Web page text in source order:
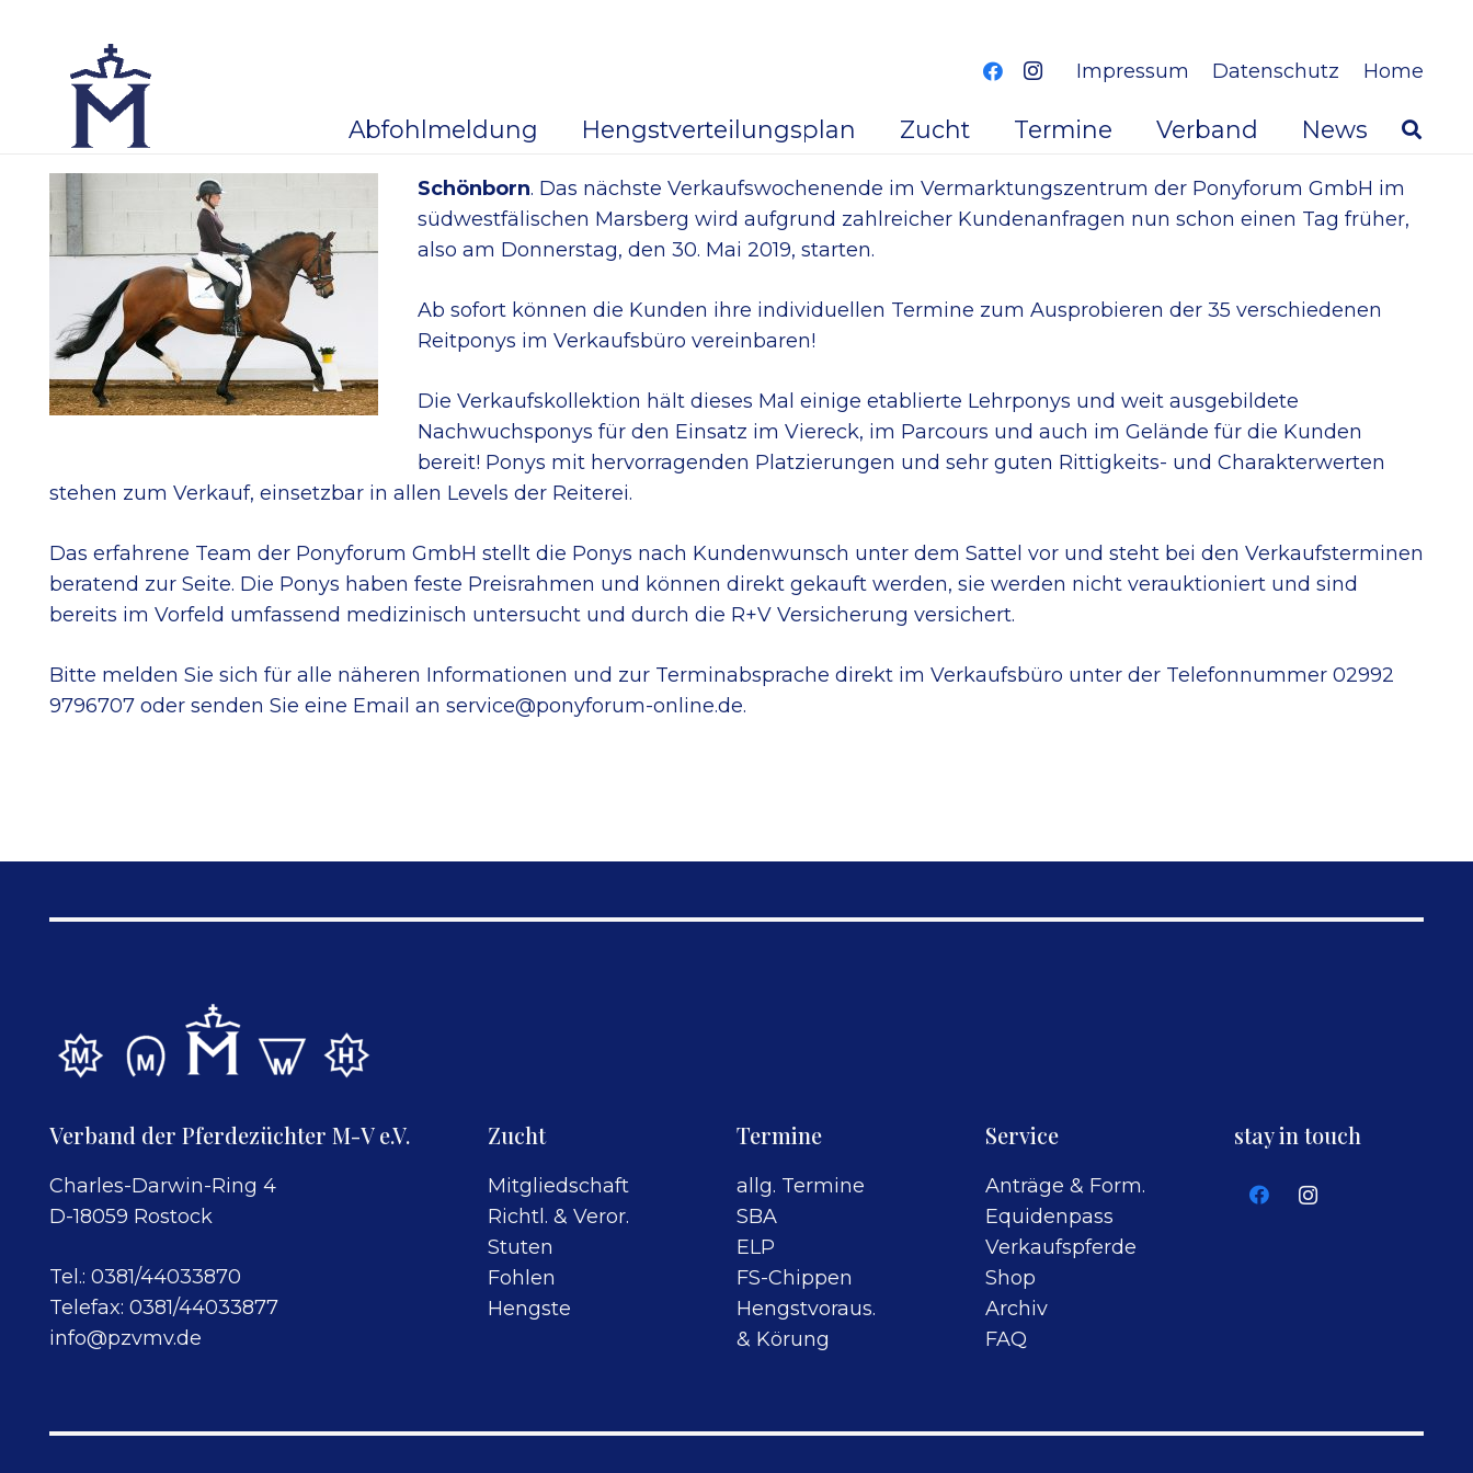
Impressum Datenschutz Home
Abfohlmeldung Hengstverteilungsplan Zucht Termine Verband News
Schönborn. Das nächste Verkaufswochenende im Vermarktungszentrum der Ponyforum GmbH im
südwestfälischen Marsberg wird aufgrund zahlreicher Kundenanfragen nun schon einen Tag früher,
also am Donnerstag, den 30. Mai 2019, starten.
Ab sofort können die Kunden ihre individuellen Termine zum Ausprobieren der 35 verschiedenen
Reitponys im Verkaufsbüro vereinbaren!
Die Verkaufskollektion hält dieses Mal einige etablierte Lehrponys und weit ausgebildete
Nachwuchsponys für den Einsatz im Viereck, im Parcours und auch im Gelände für die Kunden
bereit! Ponys mit hervorragenden Platzierungen und sehr guten Rittigkeits- und Charakterwerten
stehen zum Verkauf, einsetzbar in allen Levels der Reiterei.
Das erfahrene Team der Ponyforum GmbH stellt die Ponys nach Kundenwunsch unter dem Sattel vor und steht bei den Verkaufsterminen
beratend zur Seite. Die Ponys haben feste Preisrahmen und können direkt gekauft werden, sie werden nicht verauktioniert und sind
bereits im Vorfeld umfassend medizinisch untersucht und durch die R+V Versicherung versichert.
Bitte melden Sie sich für alle näheren Informationen und zur Terminabsprache direkt im Verkaufsbüro unter der Telefonnummer 02992
9796707 oder senden Sie eine Email an service@ponyforum-online.de.
Verband der Pferdezüchter M-V e.V.
Charles-Darwin-Ring 4
D-18059 Rostock
Tel.: 0381/44033870
Telefax: 0381/44033877
info@pzvmv.de
Zucht
Mitgliedschaft
Richtl. & Veror.
Stuten
Fohlen
Hengste
Termine
allg. Termine
SBA
ELP
FS-Chippen
Hengstvoraus.
& Körung
Service
Anträge & Form.
Equidenpass
Verkaufspferde
Shop
Archiv
FAQ
stay in touch